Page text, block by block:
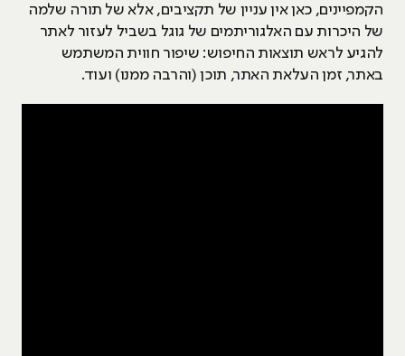
הקמפיינים, כאן אין עניין של תקציבים, אלא של תורה שלמה
של היכרות עם האלגוריתמים של גוגל בשביל לעזור לאתר
להגיע לראש תוצאות החיפוש: שיפור חווית המשתמש
באתר, זמן העלאת האתר, תוכן (והרבה ממנו) ועוד.